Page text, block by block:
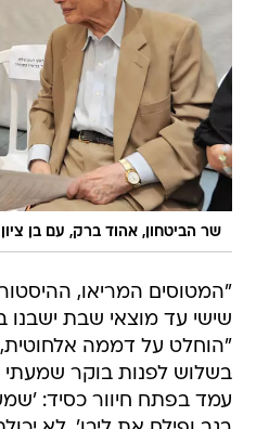
שר הביטחון, אהוד ברק, עם בן ציון
"המטוסים המריאו,
שישי עד מוצאי שבת
"הוחלט על דממה
בשלוש לפנות בוקר שמעתי
עמד בפתח חיוור כסיד: